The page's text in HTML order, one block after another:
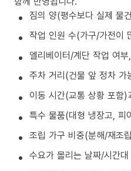
짐의 양(평수보다 실제 물
작업 인원 수(가구/가전이
엘리베이터/계단 작업 여
주차 거리(건물 앞 정차 가
이동 시간(교통 상황 포함)
특수 물품(대형 냉장고, 피
조립 가구 비중(분해/재조
수요가 몰리는 날짜/시간